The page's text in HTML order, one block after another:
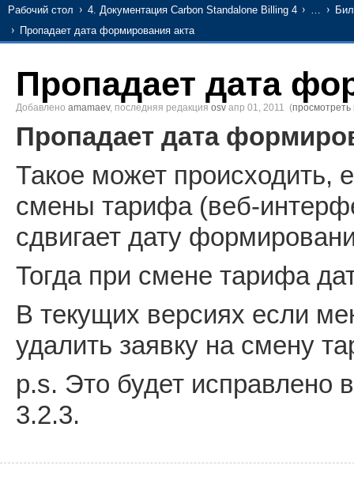
Рабочий стол 4. Документация Carbon Standalone Billing 4 …
Пропадает дата формирования акта
Пропадает дата
Добавлено amamaev, последняя редакция osv апр 01, 2011 (
Пропадает дата
Такое может происходить,
смены тарифа (веб-
сдвигает дату
Тогда при смене тарифа
В текущих версиях если
удалить заявку на смену
p.s. Это будет исправлено
3.2.3.